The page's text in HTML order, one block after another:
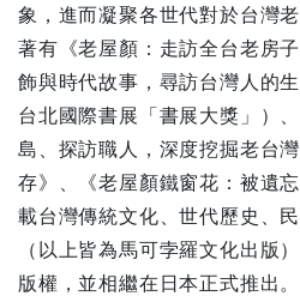
象，進而凝聚各世代對於台灣
著有《老屋顏：走訪全台老房
飾與時代故事，尋訪台灣人的
台北國際書展「書展大獎」）
島、探訪職人，深度挖掘老台
存》、《老屋顏鐵窗花：被遺
載台灣傳統文化、世代歷史、
（以上皆為馬可孛羅文化出版
版權，並相繼在日本正式推出。